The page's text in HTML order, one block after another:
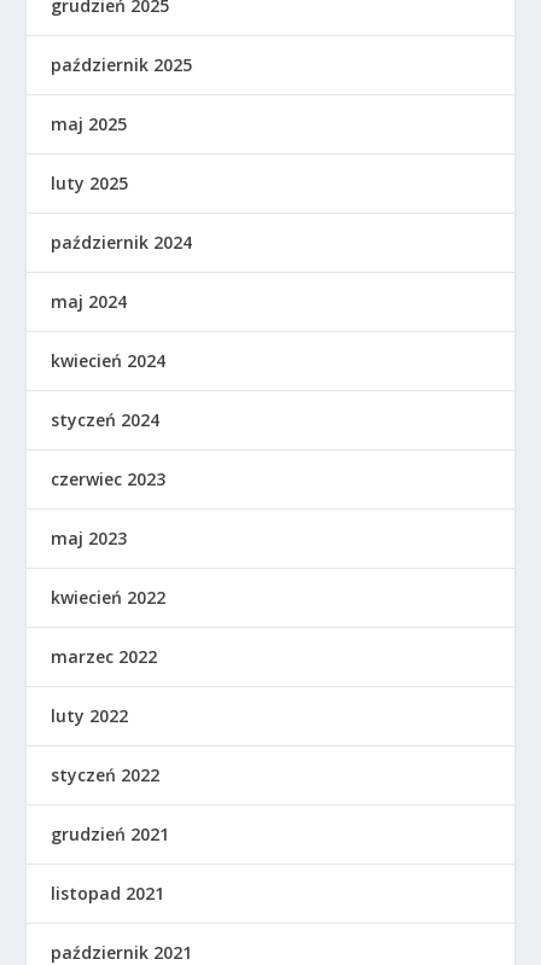
grudzień 2025
październik 2025
maj 2025
luty 2025
październik 2024
maj 2024
kwiecień 2024
styczeń 2024
czerwiec 2023
maj 2023
kwiecień 2022
marzec 2022
luty 2022
styczeń 2022
grudzień 2021
listopad 2021
październik 2021